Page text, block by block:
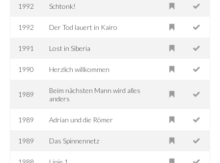
1992 Schtonk!
1992 Der Tod lauert in Kairo
1991 Lost in Siberia
1990 Herzlich willkommen
1989
Beim nächsten Mann wird alles
anders
1989 Adrian und die Römer
1989 Das Spinnennetz